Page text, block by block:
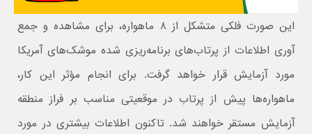
این صورت فلکی متشکل از ۸ ماهواره، برای مشاهده و جمع
آوری اطلاعات از پرتاب‌های برنامه‌ریزی شده موشک‌های آمریکا
مورد آزمایش قرار خواهد گرفت. برای انجام مؤثر این کار،
ماهواره‌ها پیش از پرتاب در موقعیتی مناسب بر فراز منطقه
آزمایش مستقر خواهند شد. تاکنون اطلاعات بیشتری در مورد